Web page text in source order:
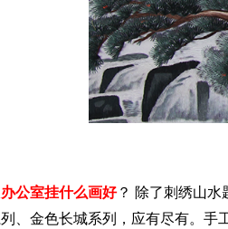
办公室挂什么画好？ 除了刺绣山水
、金色长城系列，应有尽有。手